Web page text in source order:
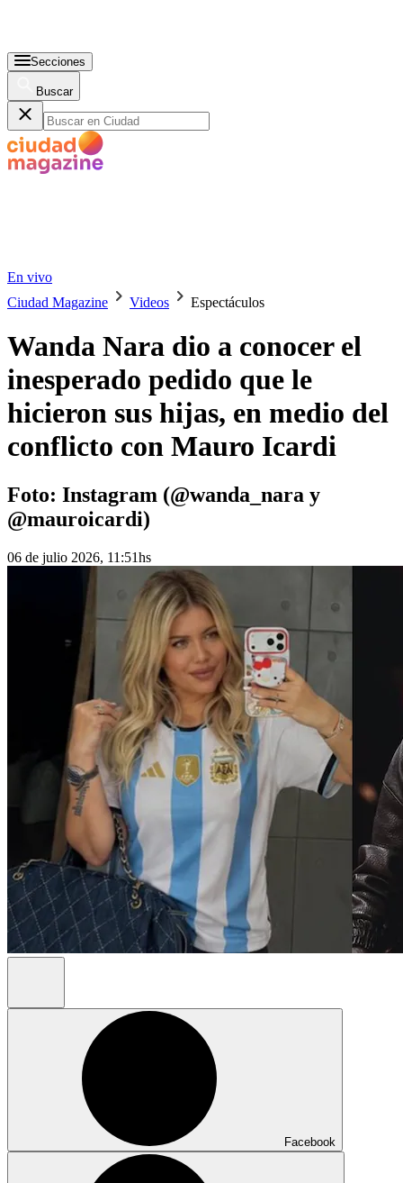
Secciones
Buscar
En vivo
Ciudad Magazine
Videos Espectáculos
Wanda Nara dio a conocer el
inesperado pedido que le
hicieron sus hijas, en medio del
conflicto con Mauro Icardi
Foto: Instagram (@wanda_nara y
@mauroicardi)
06 de julio 2026, 11:51hs
Facebook